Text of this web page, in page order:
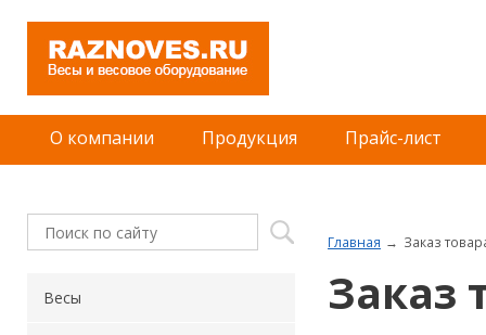
О компании Продукция Прайс-лист
Главная Заказ
Заказ
Весы